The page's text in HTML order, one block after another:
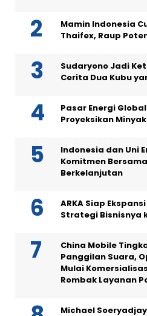
Mamin Indonesia
Thaifex, Raup
Sudaryono Jadi
Cerita Dua Kubu
Pasar Energi
Proyeksikan
Indonesia dan Uni
Komitmen
Berkelanjutan
ARKA Siap
Strategi Bisnisnya
China Mobile
Panggilan Suara,
Mulai
Rombak Layanan
Michael